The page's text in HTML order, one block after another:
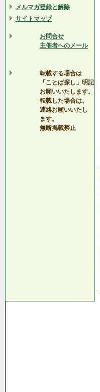
メルマガ登録と解除
サイトマップ
お問合せ
主催者へのメール
転載する場合は
「ことば探し」明記
お願いいたします。
転載した場合は、
連絡お願いいたし
ます。
無断掲載禁止